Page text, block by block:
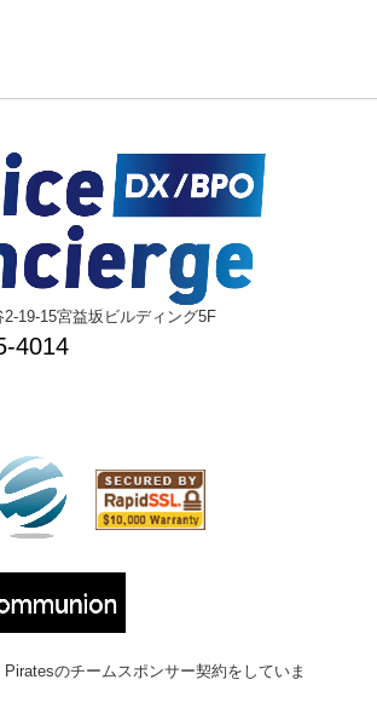
19-15宮益坂ビルディング5F
4014
のチームスポンサー契約をしていま